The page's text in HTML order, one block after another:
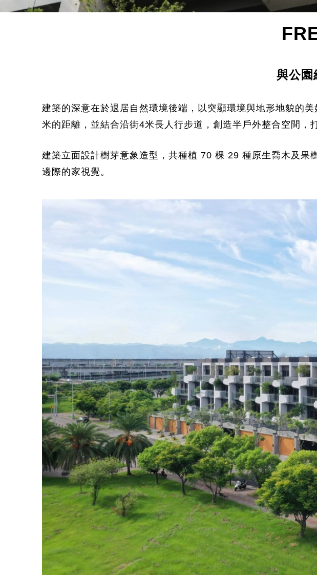
與公園
建築的深意在於退居自然環境後端，以突顯環境與地形地貌的
米的距離，並結合沿街4米長人行步道，創造半戶外整合空間，
建築立面設計樹芽意象造型，共種植 70 棵 29 種原生喬木及
邊際的家視覺。